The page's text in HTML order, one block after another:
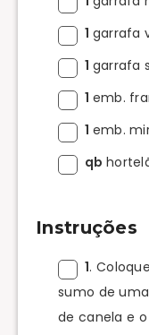
1 garrafa
1 garrafa
1 emb.
1 emb.
qb
Instruções
1.
sumo de
de canela e